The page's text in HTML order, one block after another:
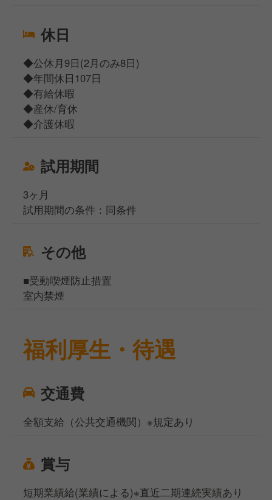
休日
◆公休月9日(2月のみ8日)
◆年間休日107日
◆有給休暇
◆産休/育休
◆介護休暇
試用期間
3ヶ月
試用期間の条件：同条件
その他
■受動喫煙防止措置
室内禁煙
福利厚生・待遇
交通費
全額支給（公共交通機関）※規定あり
賞与
短期業績給(業績による)※直近二期連続実績あり